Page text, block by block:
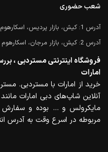
شعب حضوری
آدرس 1: کیش، بازار پردیس، اسکارهوم
آدرس 2: کیش، بازار مرجان، اسکارهوم
فروشگاه اینترنتی مستردبی ،
امارات
خرید از امارات با مستردبی.
آنلاین شاپ‌های دبی امارات
مایکرولس و … بوده و سفارش
مربوطه در اسرع وقت به آدرس